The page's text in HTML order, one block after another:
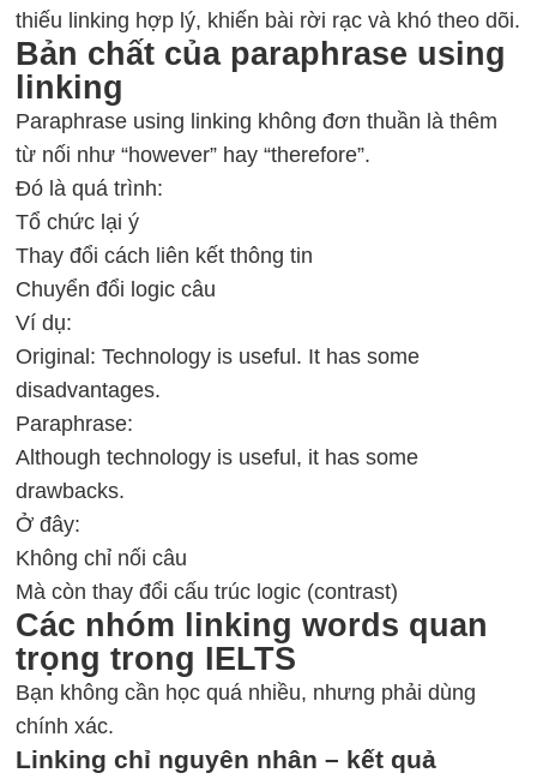
thiếu linking hợp lý, khiến bài rời rạc và khó theo dõi.
Bản chất của paraphrase using
linking
Paraphrase using linking không đơn thuần là thêm
từ nối như “however” hay “therefore”.
Đó là quá trình:
Tổ chức lại ý
Thay đổi cách liên kết thông tin
Chuyển đổi logic câu
Ví dụ:
Original: Technology is useful. It has some
disadvantages.
Paraphrase:
Although technology is useful, it has some
drawbacks.
Ở đây:
Không chỉ nối câu
Mà còn thay đổi cấu trúc logic (contrast)
Các nhóm linking words quan
trọng trong IELTS
Bạn không cần học quá nhiều, nhưng phải dùng
chính xác.
Linking chỉ nguyên nhân – kết quả